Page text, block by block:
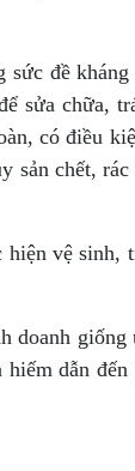
đề
sửa chữa,
có điều
sản chết,
hiện vệ sinh,
doanh giống
dẫn đến